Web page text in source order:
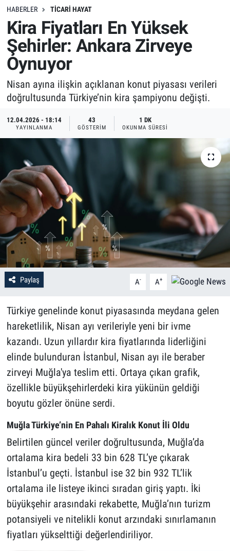
HABERLER TICARI HAYAT
Kira Fiyatları En Yüksek
Şehirler: Ankara Zirveye
Oynuyor
Nisan ayına ilişkin açıklanan konut piyasası verileri
doğrultusunda Türkiye’nin kira şampiyonu değişti.
12.04.2026 - 18:14
YAYINLANMA
43
GÖSTERIM
1 DK
OKUNMA SÜRESI
Paylaş A- A+
Türkiye genelinde konut piyasasında meydana gelen
hareketlilik, Nisan ayı verileriyle yeni bir ivme
kazandı. Uzun yıllardır kira fiyatlarında liderliğini
elinde bulunduran İstanbul, Nisan ayı ile beraber
zirveyi Muğla'ya teslim etti. Ortaya çıkan grafik,
özellikle büyükşehirlerdeki kira yükünün geldiği
boyutu gözler önüne serdi.
Muğla Türkiye’nin En Pahalı Kiralık Konut İli Oldu
Belirtilen güncel veriler doğrultusunda, Muğla’da
ortalama kira bedeli 33 bin 628 TL’ye çıkarak
İstanbul’u geçti. İstanbul ise 32 bin 932 TL’lik
ortalama ile listeye ikinci sıradan giriş yaptı. İki
büyükşehir arasındaki rekabette, Muğla’nın turizm
potansiyeli ve nitelikli konut arzındaki sınırlamanın
fiyatları yükselttiği değerlendiriliyor.